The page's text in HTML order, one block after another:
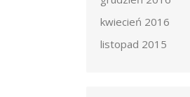
kwiecień 2016
listopad 2015